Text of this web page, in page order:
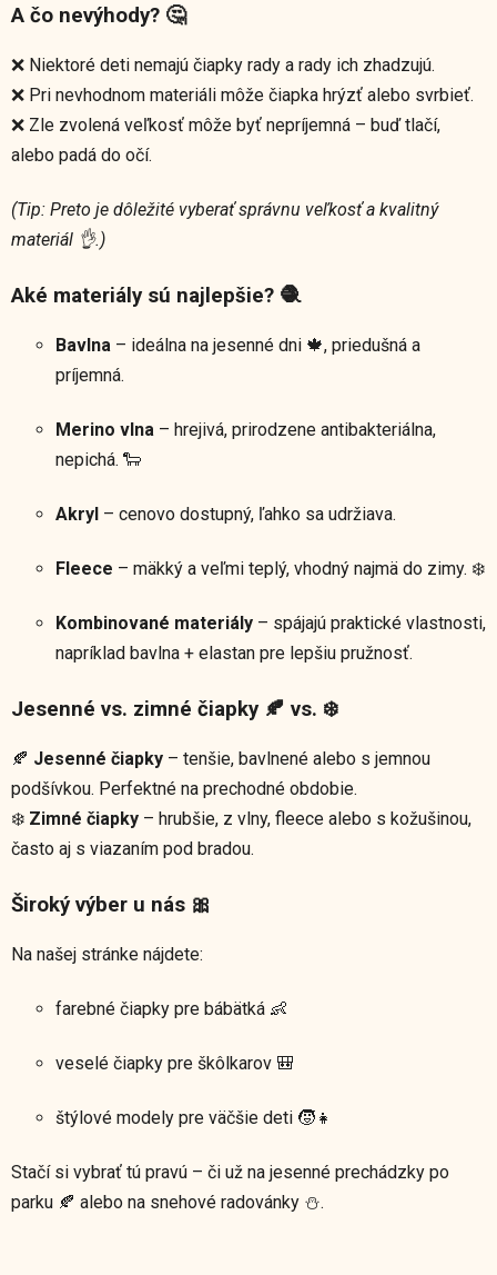
A čo nevýhody? 🤔
❌ Niektoré deti nemajú čiapky rady a rady ich zhadzujú.
❌ Pri nevhodnom materiáli môže čiapka hrýzť alebo svrbieť.
❌ Zle zvolená veľkosť môže byť nepríjemná – buď tlačí,
alebo padá do očí.
(Tip: Preto je dôležité vyberať správnu veľkosť a kvalitný
materiál 👌.)
Aké materiály sú najlepšie? 🧶
Bavlna – ideálna na jesenné dni 🍁, priedušná a
príjemná.
Merino vlna – hrejivá, prirodzene antibakteriálna,
nepichá. 🐑
Akryl – cenovo dostupný, ľahko sa udržiava.
Fleece – mäkký a veľmi teplý, vhodný najmä do zimy. ❄️
Kombinované materiály – spájajú praktické vlastnosti,
napríklad bavlna + elastan pre lepšiu pružnosť.
Jesenné vs. zimné čiapky 🍂 vs. ❄️
🍂 Jesenné čiapky – tenšie, bavlnené alebo s jemnou
podšívkou. Perfektné na prechodné obdobie.
❄️ Zimné čiapky – hrubšie, z vlny, fleece alebo s kožušinou,
často aj s viazaním pod bradou.
Široký výber u nás 🎀
Na našej stránke nájdete:
farebné čiapky pre bábätká 👶
veselé čiapky pre škôlkarov 🎒
štýlové modely pre väčšie deti 🧒👧
Stačí si vybrať tú pravú – či už na jesenné prechádzky po
parku 🍂 alebo na snehové radovánky ⛄.